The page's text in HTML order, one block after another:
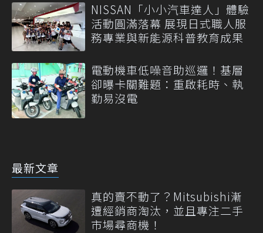
NISSAN「小小汽車達人」體驗
活動圓滿落幕 展現日式職人服
務專業與新能源科普教育成果
電動機車低噪音助巡邏！基層
卻曝卡關難題：重啟耗時、執
勤易沒電
最新文章
真的賣不動了？Mitsubishi漸
遭經銷商淘汰，並且專注二手
市場尋商機！